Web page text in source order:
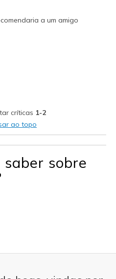
a um amigo
críticas 1-2
ao topo
sobre